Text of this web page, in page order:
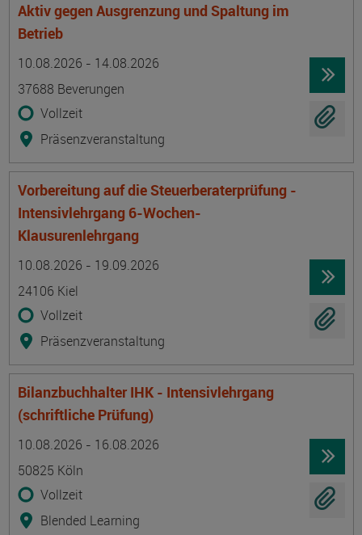
Aktiv gegen Ausgrenzung und Spaltung im
Betrieb
10.08.2026 - 14.08.2026
37688 Beverungen
Vollzeit
Präsenzveranstaltung
Vorbereitung auf die Steuerberaterprüfung -
Intensivlehrgang 6-Wochen-
Klausurenlehrgang
10.08.2026 - 19.09.2026
24106 Kiel
Vollzeit
Präsenzveranstaltung
Bilanzbuchhalter IHK - Intensivlehrgang
(schriftliche Prüfung)
10.08.2026 - 16.08.2026
50825 Köln
Vollzeit
Blended Learning